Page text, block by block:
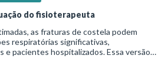
do fisioterapeuta
as fraturas de costela podem
respiratórias significativas,
e pacientes hospitalizados. Essa versão